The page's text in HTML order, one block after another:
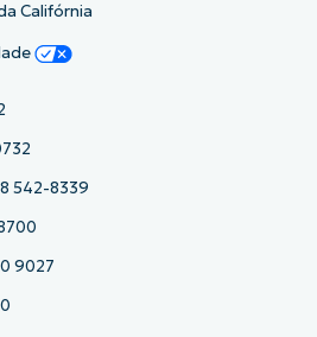
Califórnia
542-8339
9027